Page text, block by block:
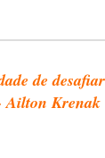
de
Ailton Krenak